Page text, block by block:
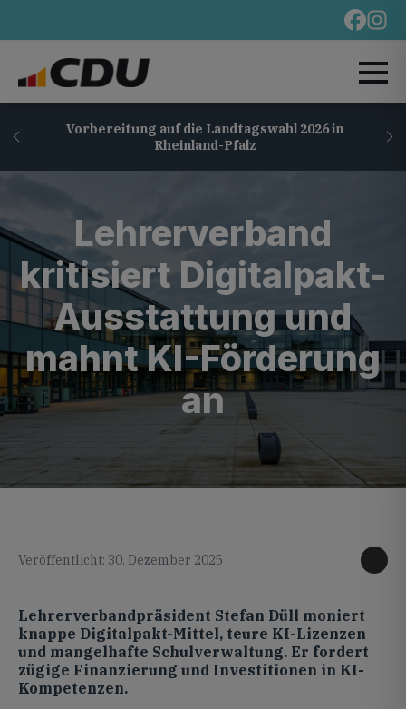
Vorbereitung auf die Landtagswahl 2026 in
Rheinland-Pfalz
Lehrerverband
kritisiert Digitalpakt-
Ausstattung und
mahnt KI-Förderung
an
Veröffentlicht: 30. Dezember 2025
Lehrerverbandpräsident Stefan Düll moniert
knappe Digitalpakt-Mittel, teure KI-Lizenzen
und mangelhafte Schulverwaltung. Er fordert
zügige Finanzierung und Investitionen in KI-
Kompetenzen.